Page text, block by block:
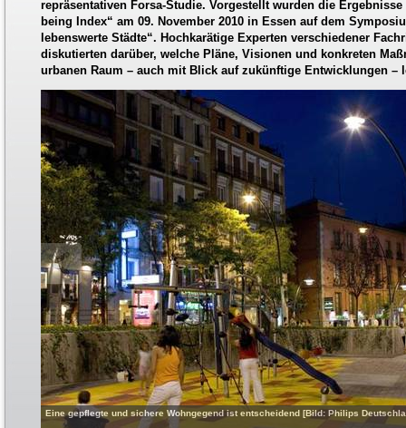
repräsentativen Forsa-Studie. Vorgestellt wurden die
being Index“ am 09. November 2010 in Essen auf dem
lebenswerte Städte“. Hochkarätige Experten verschiedener
diskutierten darüber, welche Pläne, Visionen und konkreten
urbanen Raum – auch mit Blick auf zukünftige Entwicklungen –
Eine gepflegte und sichere Wohngegend ist entscheidend [Bild: Philips